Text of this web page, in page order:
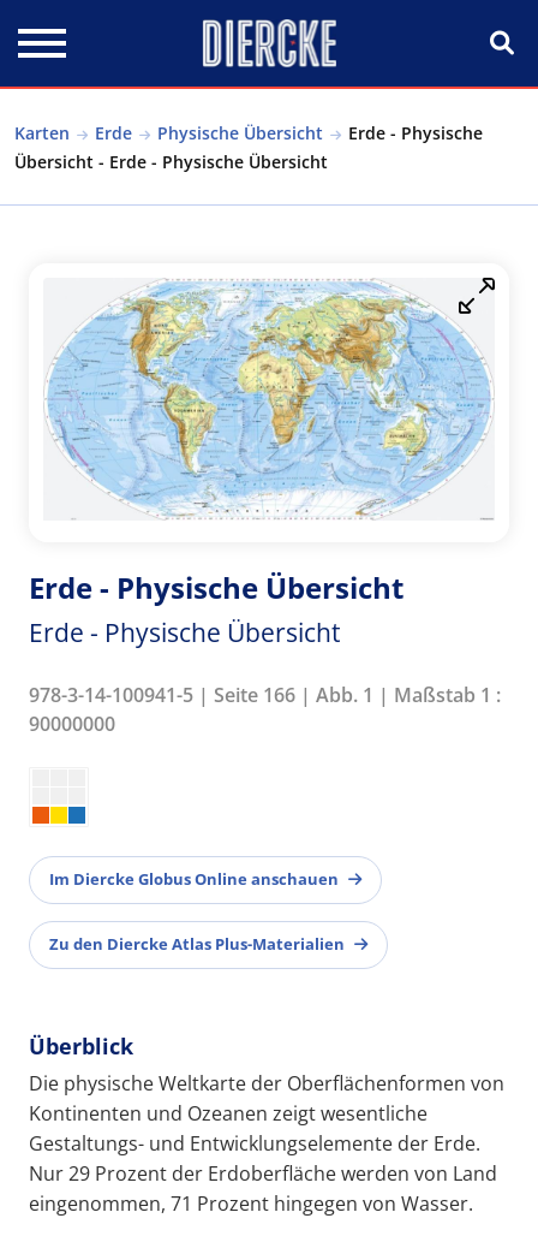
Karten Erde Physische Übersicht
Erde - Physische
Übersicht - Erde - Physische Übersicht
Erde - Physische Übersicht
Erde - Physische Übersicht
978-3-14-100941-5 | Seite 166 | Abb. 1 | Maßstab 1 :
90000000
Im Diercke Globus Online anschauen
Zu den Diercke Atlas Plus-Materialien
Überblick
Die physische Weltkarte der Oberflächenformen von
Kontinenten und Ozeanen zeigt wesentliche
Gestaltungs- und Entwicklungselemente der Erde.
Nur 29 Prozent der Erdoberfläche werden von Land
eingenommen, 71 Prozent hingegen von Wasser.